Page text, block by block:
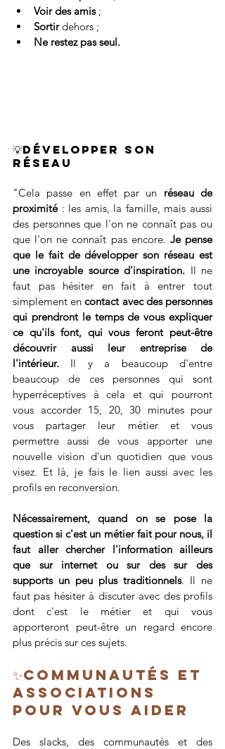
Voir des amis ;
Sortir dehors ;
Ne restez pas seul.
💡Développer son
réseau
"Cela passe en effet par un réseau de
proximité : les amis, la famille, mais aussi
des personnes que l'on ne connaît pas ou
que l'on ne connaît pas encore. Je pense
que le fait de développer son réseau est
une incroyable source d'inspiration. Il ne
faut pas hésiter en fait à entrer tout
simplement en contact avec des personnes
qui prendront le temps de vous expliquer
ce qu'ils font, qui vous feront peut-être
découvrir aussi leur entreprise de
l'intérieur. Il y a beaucoup d'entre
beaucoup de ces personnes qui sont
hyperréceptives à cela et qui pourront
vous accorder 15, 20, 30 minutes pour
vous partager leur métier et vous
permettre aussi de vous apporter une
nouvelle vision d'un quotidien que vous
visez. Et là, je fais le lien aussi avec les
profils en reconversion.
Nécessairement, quand on se pose la
question si c'est un métier fait pour nous, il
faut aller chercher l'information ailleurs
que sur internet ou sur des sur des
supports un peu plus traditionnels. Il ne
faut pas hésiter à discuter avec des profils
dont c'est le métier et qui vous
apporteront peut-être un regard encore
plus précis sur ces sujets.
✨Communautés et
associations
pour vous aider
Des slacks, des communautés et des